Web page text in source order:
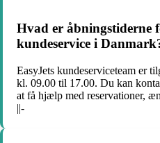
Hvad er åbningstiderne
kundeservice i
EasyJets kundeserviceteam er
kl. 09.00 til 17.00. Du kan
at få hjælp med reservationer,
||-